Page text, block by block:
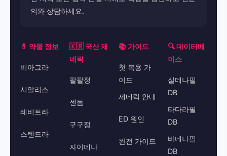
의와 상담하세요.
💊 약물 정보
비아그라
시알리스
레비트라
스텐드라
🇰🇷 국산 제
네릭
팔팔정
센돔
구구정
자이데나
📚 가이드
첫 복용 가
이드
제네릭 안내
ED 원인
완전 가이드
🔍 데이터베
이스
실데나필
DB
타다라필
DB
바데나필
DB